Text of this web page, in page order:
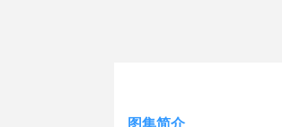
图集简介